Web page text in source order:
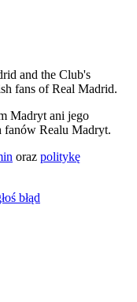
and the Club's
fans of Real Madrid.
Madryt ani jego
fanów Realu Madryt.
oraz politykę
błąd